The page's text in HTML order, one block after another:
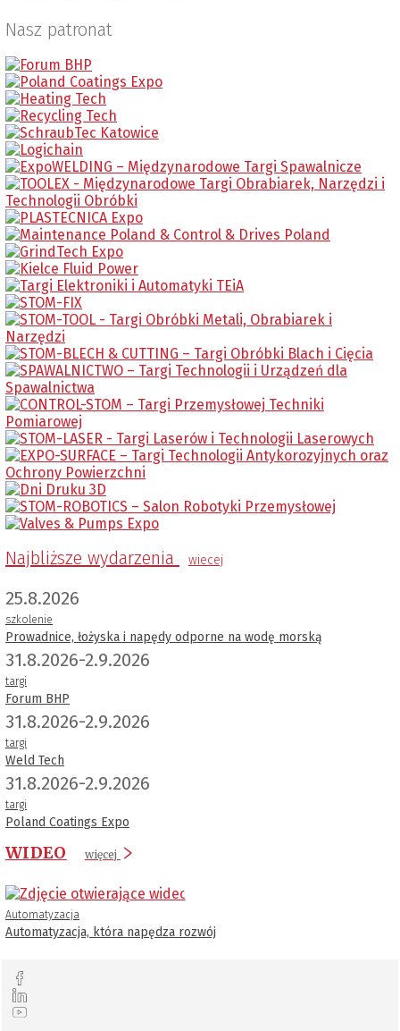
Nasz patronat
Najbliższe wydarzenia wiecej
25.8.2026
szkolenie
Prowadnice, łożyska i napędy odporne na wodę morską
31.8.2026-2.9.2026
targi
Forum BHP
31.8.2026-2.9.2026
targi
Weld Tech
31.8.2026-2.9.2026
targi
Poland Coatings Expo
WIDEO więcej
Automatyzacja
Automatyzacja, która napędza rozwój